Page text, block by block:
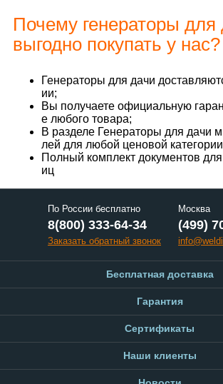
Почему генераторы для
выгодно покупать у нас?
Генераторы для дачи
ии;
Вы получаете официальную
е любого товара;
В разделе Генераторы для дачи
лей для любой ценовой
Полный комплект документов
иц
По России бесплатно
8(800) 333-64-34
Заказать обратный звонок
Москва
(499)
Бесплатная доставка
Гарантия
Сертификаты
Наши клиенты